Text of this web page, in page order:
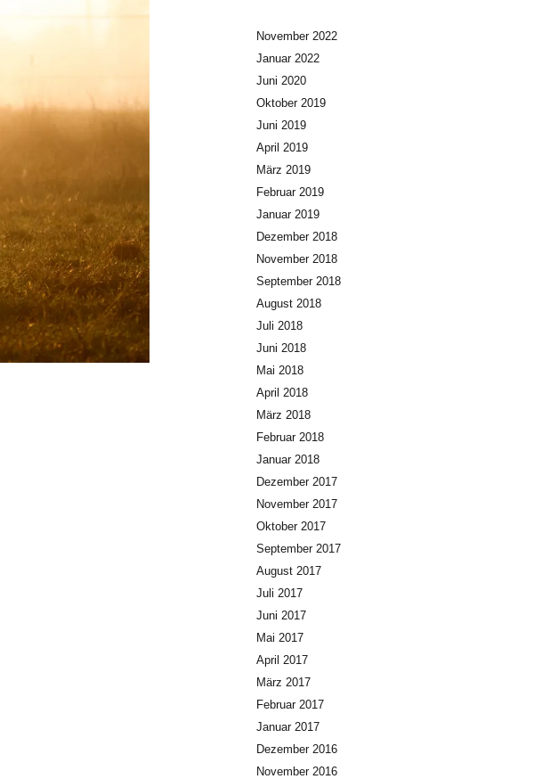
November 2022
Januar 2022
Juni 2020
Oktober 2019
Juni 2019
April 2019
März 2019
Februar 2019
Januar 2019
Dezember 2018
November 2018
September 2018
August 2018
Juli 2018
Juni 2018
Mai 2018
April 2018
März 2018
Februar 2018
Januar 2018
Dezember 2017
November 2017
Oktober 2017
September 2017
August 2017
Juli 2017
Juni 2017
Mai 2017
April 2017
März 2017
Februar 2017
Januar 2017
Dezember 2016
November 2016